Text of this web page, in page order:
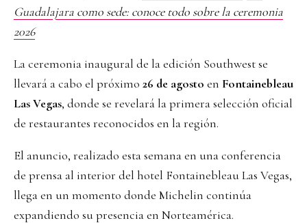
Guadalajara como sede: conoce todo sobre la ceremonia
2026
La ceremonia inaugural de la edición Southwest se
llevará a cabo el próximo 26 de agosto en Fontainebleau
Las Vegas, donde se revelará la primera selección oficial
de restaurantes reconocidos en la región.
El anuncio, realizado esta semana en una conferencia
de prensa al interior del hotel Fontainebleau Las Vegas,
llega en un momento donde Michelin continúa
expandiendo su presencia en Norteamérica.